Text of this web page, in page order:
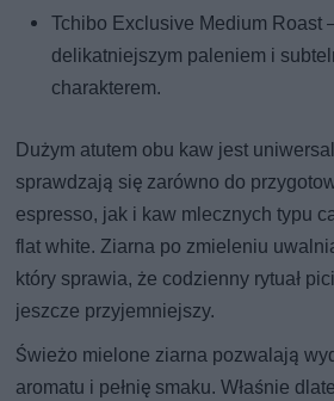
Tchibo Exclusive Medium Roast
delikatniejszym paleniem i
charakterem.
Dużym atutem obu kaw jest
sprawdzają się zarówno do
espresso, jak i kaw mlecznych typu
flat white. Ziarna po zmieleniu
który sprawia, że codzienny rytuał
jeszcze przyjemniejszy.
Świeżo mielone ziarna pozwalają
aromatu i pełnię smaku. Właśnie